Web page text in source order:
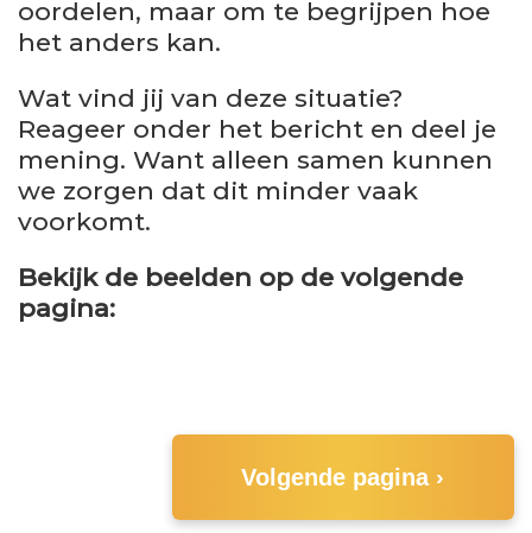
oordelen, maar om te begrijpen hoe
het anders kan.
Wat vind jij van deze situatie?
Reageer onder het bericht en deel je
mening. Want alleen samen kunnen
we zorgen dat dit minder vaak
voorkomt.
Bekijk de beelden op de volgende
pagina:
Volgende pagina ›